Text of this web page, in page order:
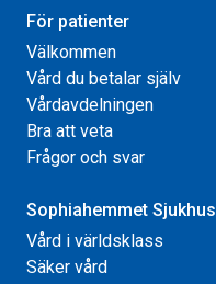
För patienter
Välkommen
Vård du betalar själv
Vårdavdelningen
Bra att veta
Frågor och svar
Sophiahemmet Sjukhus
Vård i världsklass
Säker vård